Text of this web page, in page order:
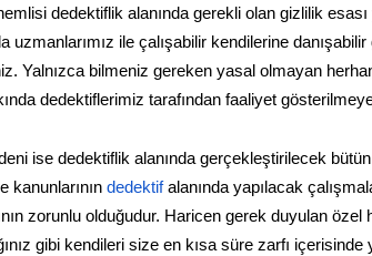
dedektiflik alanında gerekli olan gizlilik
uzmanlarımız ile çalışabilir kendilerine
Yalnızca bilmeniz gereken yasal olmayan
dedektiflerimiz tarafından faaliyet
ise dedektiflik alanında gerçekleştirilecek
kanunlarının dedektifalanında yapılacak
zorunlu olduğudur. Haricen gerek duyulan
gibi kendileri size en kısa süre zarfı